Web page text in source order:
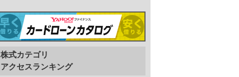
株式カテゴリ
アクセスランキング